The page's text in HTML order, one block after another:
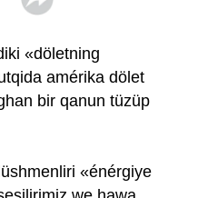
«döletning
amérika dölet
bir qanun tüzüp
«énérgiye